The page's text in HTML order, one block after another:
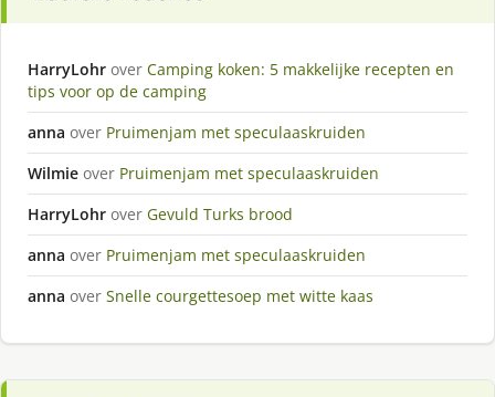
HarryLohr over Camping koken: 5 makkelijke recepten en
tips voor op de camping
anna over Pruimenjam met speculaaskruiden
Wilmie over Pruimenjam met speculaaskruiden
HarryLohr over Gevuld Turks brood
anna over Pruimenjam met speculaaskruiden
anna over Snelle courgettesoep met witte kaas